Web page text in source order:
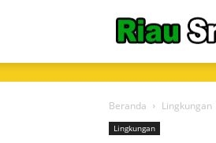
Beranda Lingkungan
Lingkungan